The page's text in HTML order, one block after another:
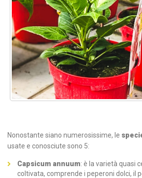
Nonostante siano numerosissime, le
usate e conosciute sono 5:
Capsicum annuum: è la varietà quasi
coltivata, comprende i peperoni dolci, il